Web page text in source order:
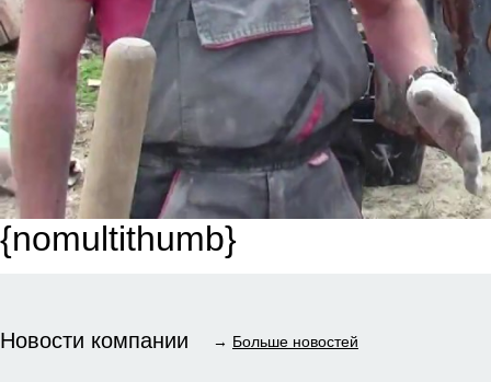
{nomultithumb}
Новости компании → Больше новостей